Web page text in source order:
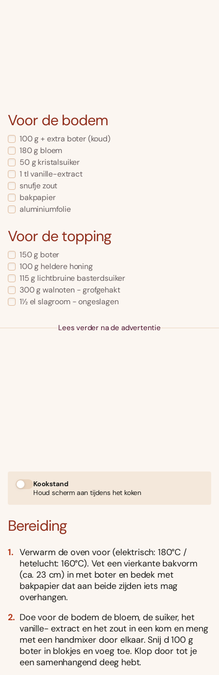
Voor de bodem
100 g + extra boter (koud)
180 g bloem
50 g kristalsuiker
1 tl vanille-extract
snufje zout
bakpapier
aluminiumfolie
Voor de topping
150 g boter
100 g heldere honing
115 g lichtbruine basterdsuiker
300 g walnoten - grofgehakt
1½ el slagroom - ongeslagen
Lees verder na de advertentie
Kookstand
Houd scherm aan tijdens het koken
Bereiding
Verwarm de oven voor (elektrisch: 180°C /
hetelucht: 160°C). Vet een vierkante bakvorm
(ca. 23 cm) in met boter en bedek met
bakpapier dat aan beide zĳden iets mag
overhangen.
Doe voor de bodem de bloem, de suiker, het
vanille- extract en het zout in een kom en meng
met een handmixer door elkaar. Snĳ d 100 g
boter in blokjes en voeg toe. Klop door tot je
een samenhangend deeg hebt.